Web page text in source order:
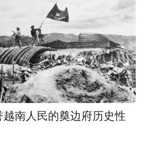
南人民的奠边府历史性